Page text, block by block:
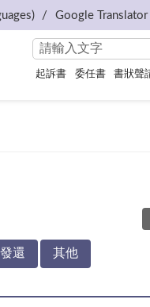
Google Translator
起訴書 委任書 書狀聲
還 其他